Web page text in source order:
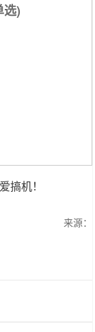
选)
搞机！
来源：